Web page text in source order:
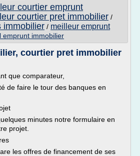
courtier emprunt
courtier pret immobilier /
immobilier / meilleur emprunt
emprunt immobilier
courtier pret immobilier
que comparateur,
de faire le tour des banques en
minutes notre formulaire en
projet.
les offres de financement de ses